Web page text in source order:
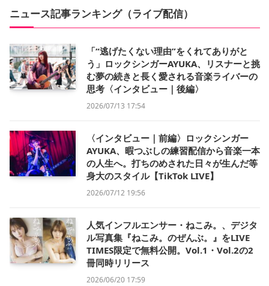
ニュース記事ランキング（ライブ配信）
「“逃げたくない理由”をくれてありがと
う」ロックシンガーAYUKA、リスナーと挑
む夢の続きと長く愛される音楽ライバーの
思考〈インタビュー｜後編〉
2026/07/13 17:54
〈インタビュー｜前編〉ロックシンガー
AYUKA、暇つぶしの練習配信から音楽一本
の人生へ。打ちのめされた日々が生んだ等
身大のスタイル【TikTok LIVE】
2026/07/12 19:56
人気インフルエンサー・ねこみ。、デジタ
ル写真集『ねこみ。のぜんぶ。』をLIVE
TIMES限定で無料公開。Vol.1・Vol.2の2
冊同時リリース
2026/06/20 17:59